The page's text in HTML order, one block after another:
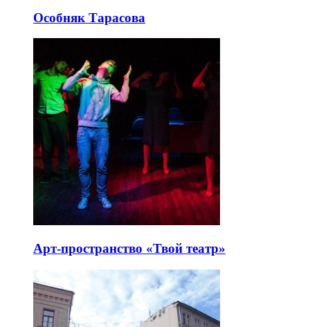
Особняк Тарасова
Арт-пространство «Твой театр»